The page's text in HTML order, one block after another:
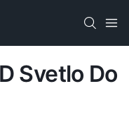
Svetlo Do